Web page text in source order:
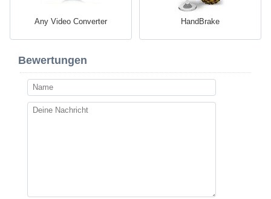
Any Video Converter HandBrake
Bewertungen